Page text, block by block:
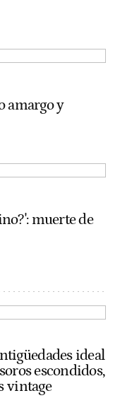
amargo y
muerte de
ideal
escondidos,
vintage